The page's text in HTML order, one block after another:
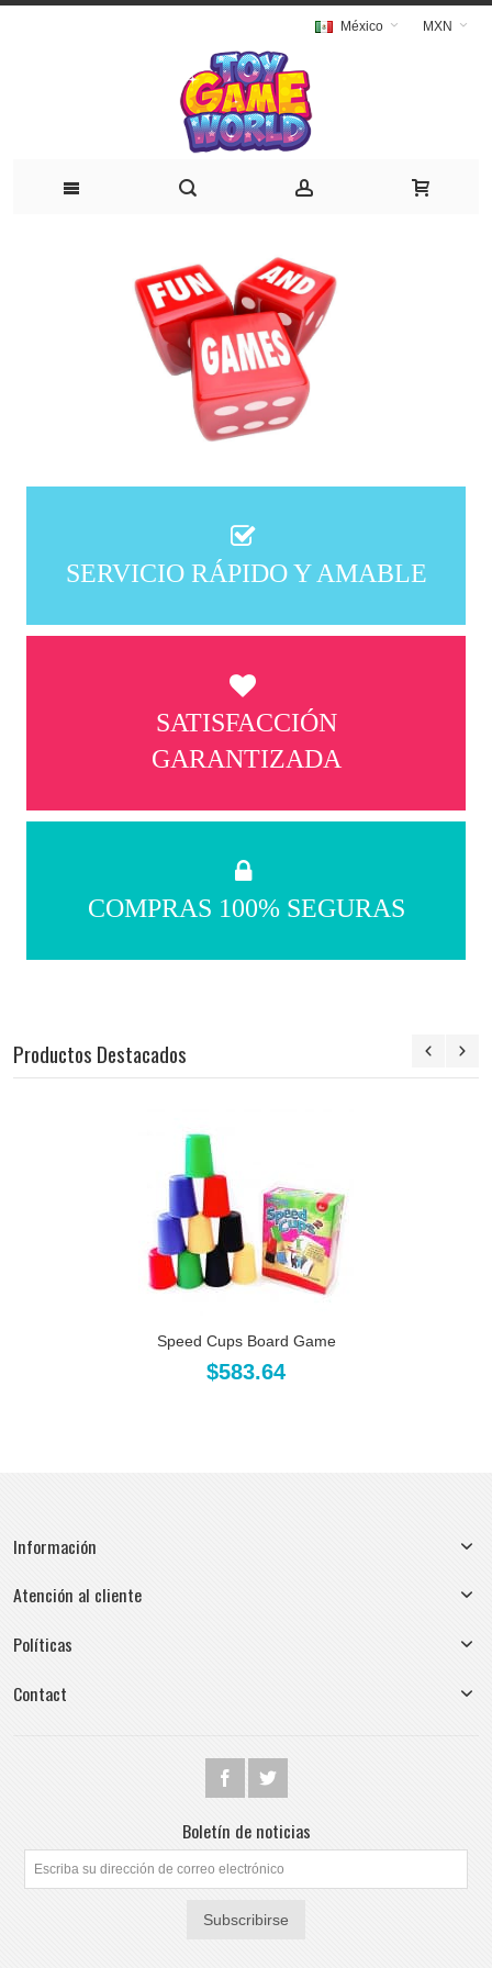
MXN
México
SERVICIO RÁPIDO Y AMABLE
SATISFACCIÓN
GARANTIZADA
COMPRAS 100% SEGURAS
Productos Destacados
Speed Cups Board Game
$583.64
Información
Atención al cliente
Políticas
Contact
Boletín de noticias
Subscribirse